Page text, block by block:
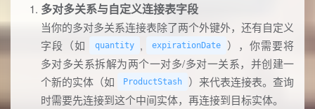
多对多关系与自定义连接表字段
当你的多对多关系连接表除了两个外键外，还有自定义
字段（如
quantity , expirationDate
），你需要将
多对多关系拆解为两个一对多/多对一关系，并创建一
个新的实体（如
ProductStash
）来代表连接表。查询
时需要先连接到这个中间实体，再连接到目标实体。